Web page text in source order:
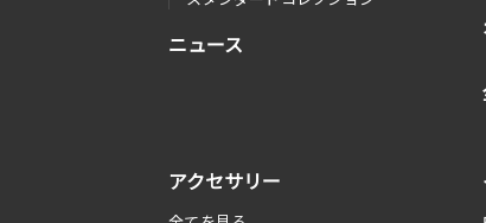
ニュース
アクセサリー